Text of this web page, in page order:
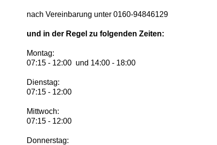
nach Vereinbarung unter 0160-94846129
und in der Regel zu folgenden Zeiten:
Montag:
07:15 - 12:00 und 14:00 - 18:00
Dienstag:
07:15 - 12:00
Mittwoch:
07:15 - 12:00
Donnerstag: